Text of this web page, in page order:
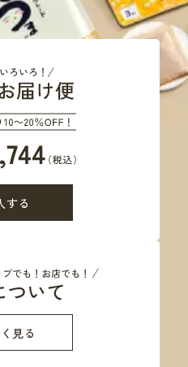
する
見る